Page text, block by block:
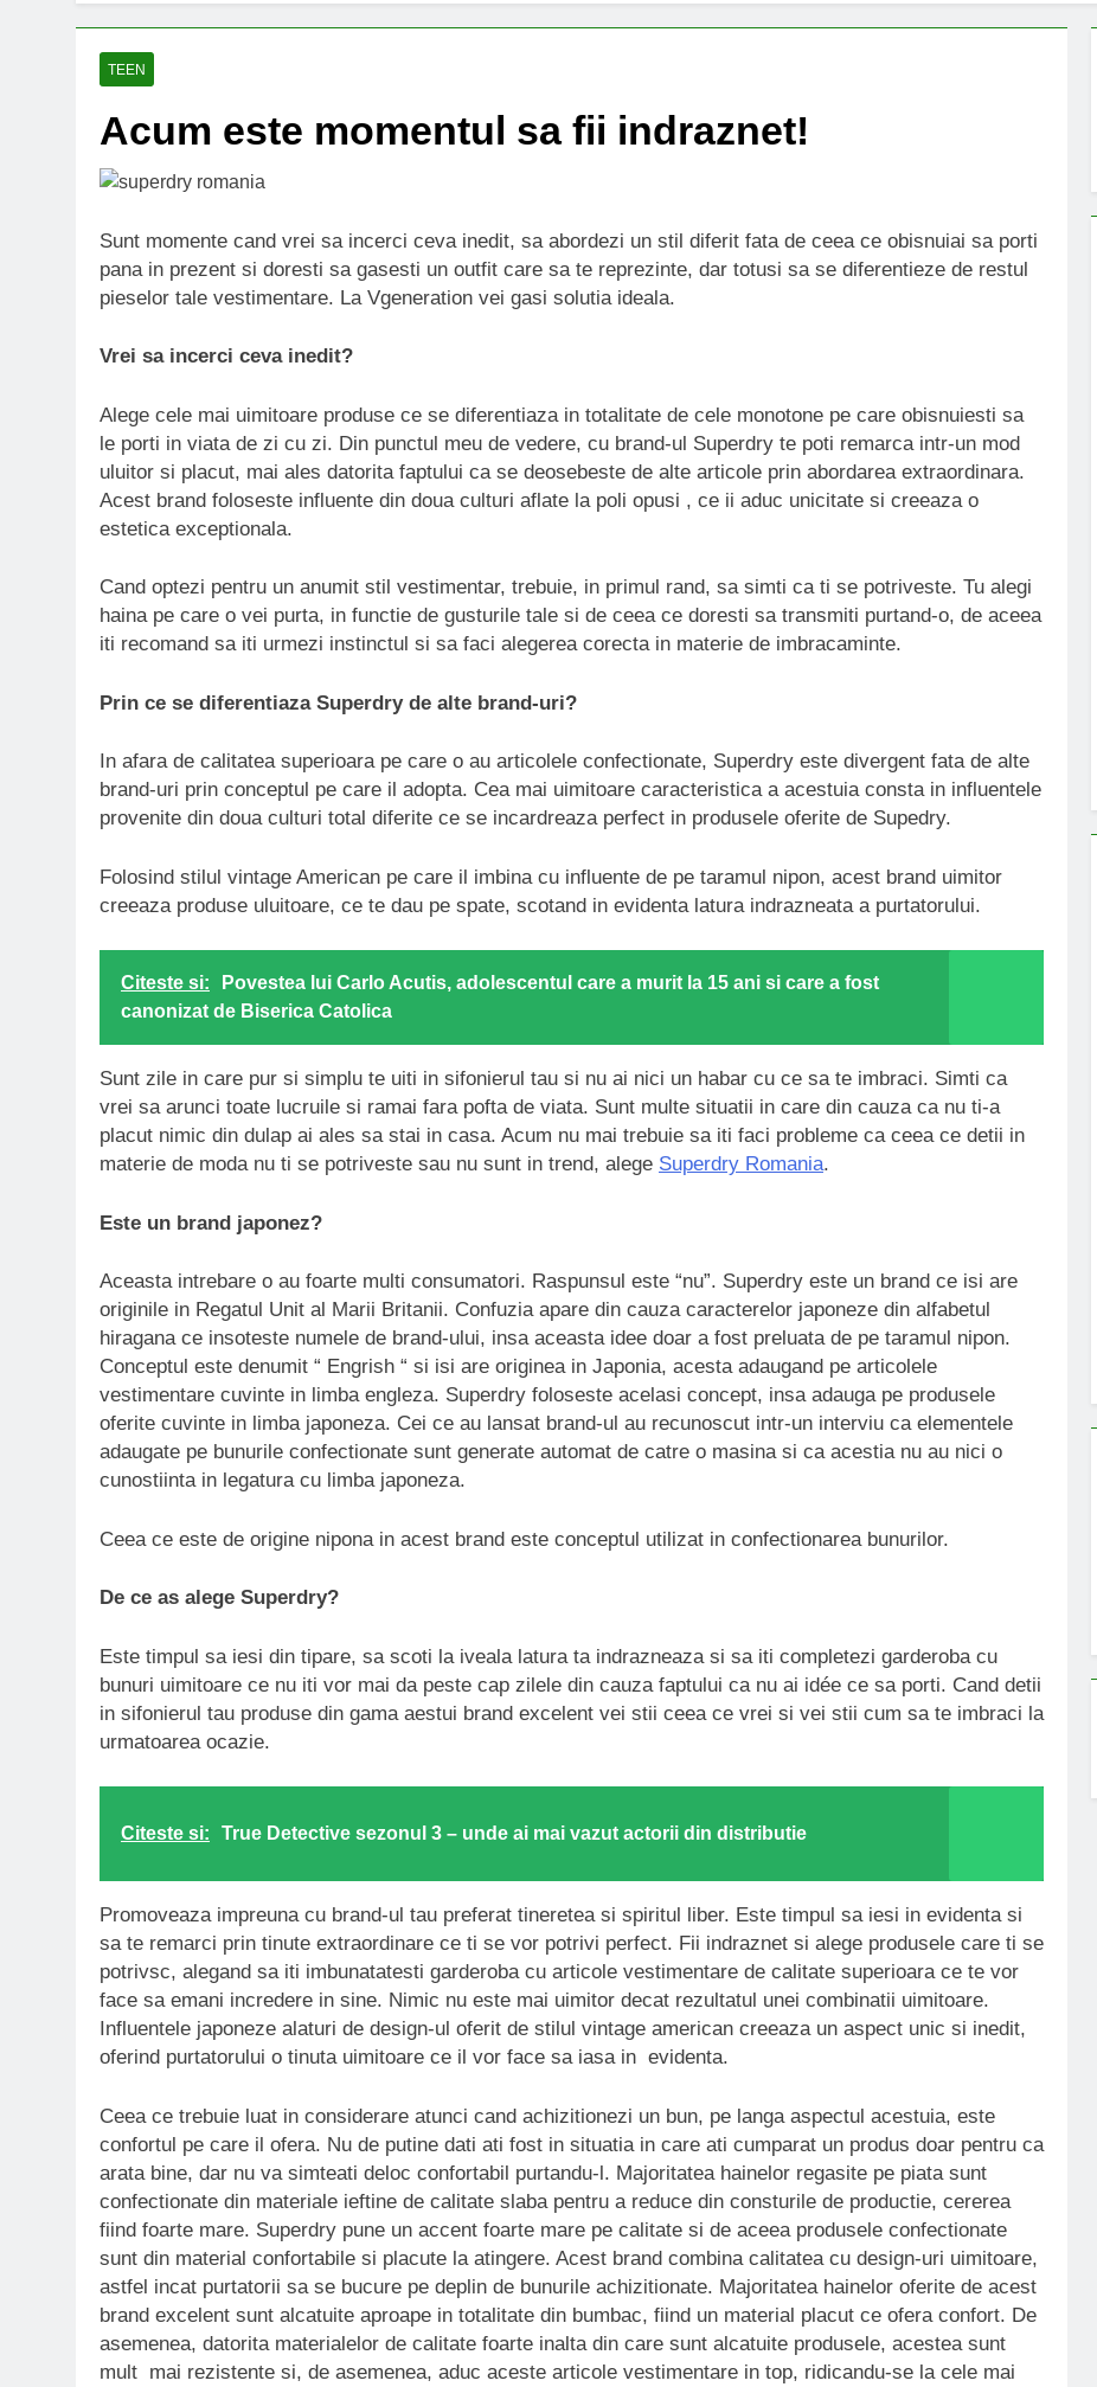
TEEN
Acum este momentul sa fii indraznet!
Sunt momente cand vrei sa incerci ceva inedit, sa abordezi un stil diferit fata de ceea ce obisnuiai sa porti
pana in prezent si doresti sa gasesti un outfit care sa te reprezinte, dar totusi sa se diferentieze de restul
pieselor tale vestimentare. La Vgeneration vei gasi solutia ideala.
Vrei sa incerci ceva inedit?
Alege cele mai uimitoare produse ce se diferentiaza in totalitate de cele monotone pe care obisnuiesti sa
le porti in viata de zi cu zi. Din punctul meu de vedere, cu brand-ul Superdry te poti remarca intr-un mod
uluitor si placut, mai ales datorita faptului ca se deosebeste de alte articole prin abordarea extraordinara.
Acest brand foloseste influente din doua culturi aflate la poli opusi , ce ii aduc unicitate si creeaza o
estetica exceptionala.
Cand optezi pentru un anumit stil vestimentar, trebuie, in primul rand, sa simti ca ti se potriveste. Tu alegi
haina pe care o vei purta, in functie de gusturile tale si de ceea ce doresti sa transmiti purtand-o, de aceea
iti recomand sa iti urmezi instinctul si sa faci alegerea corecta in materie de imbracaminte.
Prin ce se diferentiaza Superdry de alte brand-uri?
In afara de calitatea superioara pe care o au articolele confectionate, Superdry este divergent fata de alte
brand-uri prin conceptul pe care il adopta. Cea mai uimitoare caracteristica a acestuia consta in influentele
provenite din doua culturi total diferite ce se incardreaza perfect in produsele oferite de Supedry.
Folosind stilul vintage American pe care il imbina cu influente de pe taramul nipon, acest brand uimitor
creeaza produse uluitoare, ce te dau pe spate, scotand in evidenta latura indrazneata a purtatorului.
Citeste si:
Povestea lui Carlo Acutis, adolescentul care a murit la 15 ani si care a fost
canonizat de Biserica Catolica
Sunt zile in care pur si simplu te uiti in sifonierul tau si nu ai nici un habar cu ce sa te imbraci. Simti ca
vrei sa arunci toate lucruile si ramai fara pofta de viata. Sunt multe situatii in care din cauza ca nu ti-a
placut nimic din dulap ai ales sa stai in casa. Acum nu mai trebuie sa iti faci probleme ca ceea ce detii in
materie de moda nu ti se potriveste sau nu sunt in trend, alege Superdry Romania.
Este un brand japonez?
Aceasta intrebare o au foarte multi consumatori. Raspunsul este “nu”. Superdry este un brand ce isi are
originile in Regatul Unit al Marii Britanii. Confuzia apare din cauza caracterelor japoneze din alfabetul
hiragana ce insoteste numele de brand-ului, insa aceasta idee doar a fost preluata de pe taramul nipon.
Conceptul este denumit “ Engrish “ si isi are originea in Japonia, acesta adaugand pe articolele
vestimentare cuvinte in limba engleza. Superdry foloseste acelasi concept, insa adauga pe produsele
oferite cuvinte in limba japoneza. Cei ce au lansat brand-ul au recunoscut intr-un interviu ca elementele
adaugate pe bunurile confectionate sunt generate automat de catre o masina si ca acestia nu au nici o
cunostiinta in legatura cu limba japoneza.
Ceea ce este de origine nipona in acest brand este conceptul utilizat in confectionarea bunurilor.
De ce as alege Superdry?
Este timpul sa iesi din tipare, sa scoti la iveala latura ta indrazneaza si sa iti completezi garderoba cu
bunuri uimitoare ce nu iti vor mai da peste cap zilele din cauza faptului ca nu ai idée ce sa porti. Cand detii
in sifonierul tau produse din gama aestui brand excelent vei stii ceea ce vrei si vei stii cum sa te imbraci la
urmatoarea ocazie.
Citeste si: True Detective sezonul 3 – unde ai mai vazut actorii din distributie
Promoveaza impreuna cu brand-ul tau preferat tineretea si spiritul liber. Este timpul sa iesi in evidenta si
sa te remarci prin tinute extraordinare ce ti se vor potrivi perfect. Fii indraznet si alege produsele care ti se
potrivsc, alegand sa iti imbunatatesti garderoba cu articole vestimentare de calitate superioara ce te vor
face sa emani incredere in sine. Nimic nu este mai uimitor decat rezultatul unei combinatii uimitoare.
Influentele japoneze alaturi de design-ul oferit de stilul vintage american creeaza un aspect unic si inedit,
oferind purtatorului o tinuta uimitoare ce il vor face sa iasa in evidenta.
Ceea ce trebuie luat in considerare atunci cand achizitionezi un bun, pe langa aspectul acestuia, este
confortul pe care il ofera. Nu de putine dati ati fost in situatia in care ati cumparat un produs doar pentru ca
arata bine, dar nu va simteati deloc confortabil purtandu-l. Majoritatea hainelor regasite pe piata sunt
confectionate din materiale ieftine de calitate slaba pentru a reduce din consturile de productie, cererea
fiind foarte mare. Superdry pune un accent foarte mare pe calitate si de aceea produsele confectionate
sunt din material confortabile si placute la atingere. Acest brand combina calitatea cu design-uri uimitoare,
astfel incat purtatorii sa se bucure pe deplin de bunurile achizitionate. Majoritatea hainelor oferite de acest
brand excelent sunt alcatuite aproape in totalitate din bumbac, fiind un material placut ce ofera confort. De
asemenea, datorita materialelor de calitate foarte inalta din care sunt alcatuite produsele, acestea sunt
mult mai rezistente si, de asemenea, aduc aceste articole vestimentare in top, ridicandu-se la cele mai